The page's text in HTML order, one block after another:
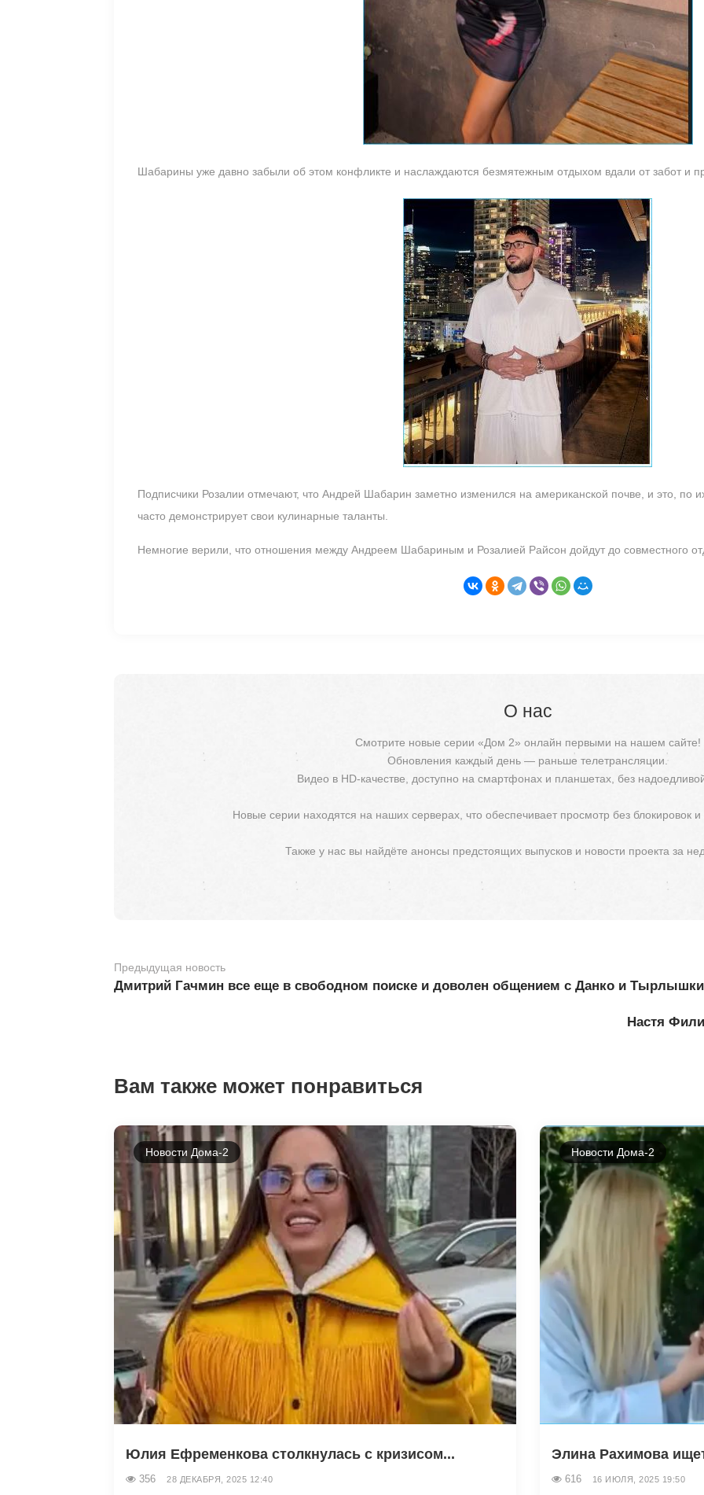
Шабарины уже давно забыли об этом конфликте и наслаждаются безмятежным отдыхом вдали от забот и
Подписчики Розалии отмечают, что Андрей Шабарин заметно изменился на американской почве, и это, по
часто демонстрирует свои кулинарные таланты.
Немногие верили, что отношения между Андреем Шабариным и Розалией Райсон дойдут до совместного
О нас
Смотрите новые серии «Дом 2» онлайн первыми на нашем сайте!
Обновления каждый день — раньше телетрансляции.
Видео в HD-качестве, доступно на смартфонах и планшетах, без
Новые серии находятся на наших серверах, что обеспечивает просмотр без блокировок и
Также у нас вы найдёте анонсы предстоящих выпусков и новости проекта за
Предыдущая новость
Дмитрий Гачмин все еще в свободном поиске и доволен общением с Данко и
Настя
Вам также может понравиться
Новости Дома-2
Юлия Ефременкова столкнулась с кризисом...
356 28 ДЕКАБРЯ, 2025 12:40
Новости Дома-2
Элина Рахимова
616 16 ИЮЛЯ, 2025 19:50